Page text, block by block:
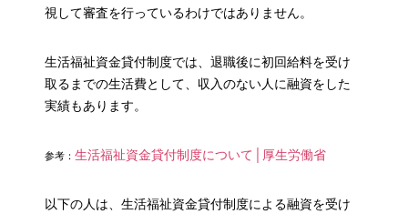
視して審査を行っているわけではありません。
生活福祉資金貸付制度では、退職後に初回給料を受け
取るまでの生活費として、収入のない人に融資をした
実績もあります。
参考：生活福祉資金貸付制度について│厚生労働省
以下の人は、生活福祉資金貸付制度による融資を受け